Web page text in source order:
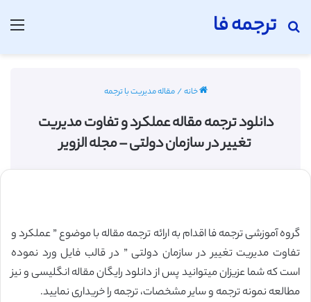
ترجمه فا
جستجو برای
خانه/مقاله مدیریت با ترجمه
دانلود ترجمه مقاله عملکرد و تفاوت مدیریت
تغییر در سازمان دولتی – مجله الزویر
گروه آموزشی ترجمه فا اقدام به ارائه ترجمه مقاله با موضوع ” عملکرد و
تفاوت مدیریت تغییر در سازمان دولتی ” در قالب فایل ورد نموده
است که شما عزیزان میتوانید پس از دانلود رایگان مقاله انگلیسی و نیز
مطالعه نمونه ترجمه و سایر مشخصات، ترجمه را خریداری نمایید.